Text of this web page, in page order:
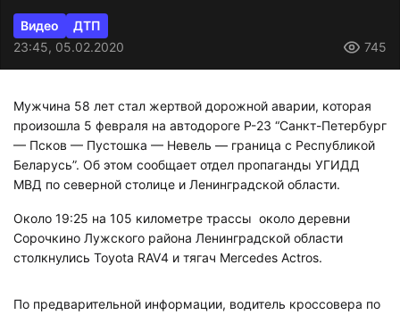
Видео
ДТП
23:45, 05.02.2020
745
Мужчина 58 лет стал жертвой дорожной аварии, которая
произошла 5 февраля на автодороге Р-23 “Санкт-Петербург
— Псков — Пустошка — Невель — граница с Республикой
Беларусь”. Об этом сообщает отдел пропаганды УГИДД
МВД по северной столице и Ленинградской области.
Около 19:25 на 105 километре трассы около деревни
Сорочкино Лужского района Ленинградской области
столкнулись Toyota RAV4 и тягач Mercedes Actros.
По предварительной информации, водитель кроссовера по